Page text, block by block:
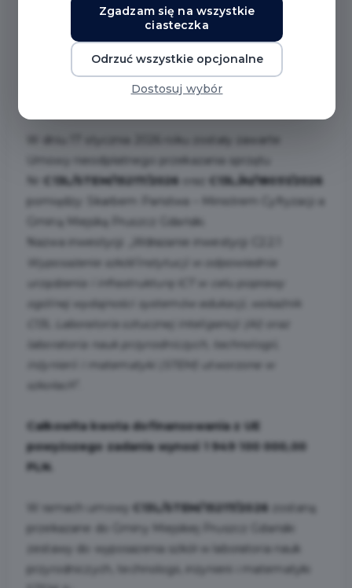
STEM w szkołach
Umowy nieodpłatnego przekazania sprzętu
C13L/STEM/15217/2026 oraz
C13L/AI/18051/2026
pomiędzy: Skarbem Państwa – Ministrem Cyfryzacji a
Gminą Miejską Pruszcz Gdański.
Nazwa inwestycji: „Wdrażanie inwestycji C2.2.1
Wyposażenie szkół/instytucji w odpowiednie
urządzenia i infrastrukturę ICT w celu poprawy
ogólnej wydajności systemów edukacji, wskaźnik
C13L Laboratoria sztucznej inteligencji (AI) oraz
laboratoria nauk przyrodniczych, technologii,
inżynierii i matematyki (STEM) utworzone w
szkołach
Całkowita kwota dofinansowania z UE
powyższego zadania wynosi 1 949 100 000,00
PLN.
W ramach umowy C13L/STEM/15217/2026
zostaną
przekazane do Gminy Miejskiej Pruszcz Gdański
zestawy do wyposażenia szkół w laboratoria nauk
przyrodniczych, technologii, inżynierii i matematyki
Zgadzam się na wszystkie
ciasteczka
Odrzuć wszystkie opcjonalne
Dostosuj wybór